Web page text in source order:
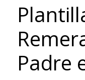
Padre